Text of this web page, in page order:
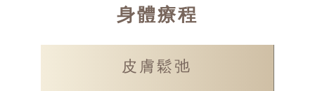
身體療程
皮膚鬆弛